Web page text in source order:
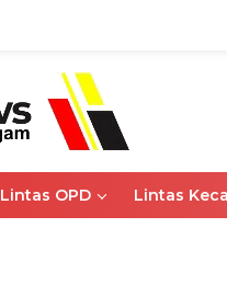
Lintas OPD Lintas